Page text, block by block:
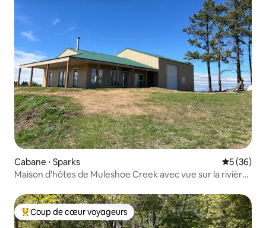
Cabane ⋅ Sparks
5 (36)
Maison d'hôtes de Muleshoe Creek avec vue sur la rivière
Coups de cœur voyageurs les plus appréciés
Coup de cœur voyageurs